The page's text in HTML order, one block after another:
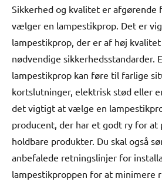
Sikkerhed og kvalitet er afgørende
vælger en lampestikprop. Det er
lampestikprop, der er af høj
nødvendige sikkerhedsstandarder.
lampestikprop kan føre til farlige
kortslutninger, elektrisk stød eller
det vigtigt at vælge en
producent, der har et godt ry for at
holdbare produkter. Du skal også
anbefalede retningslinjer for
lampestikproppen for at minimere